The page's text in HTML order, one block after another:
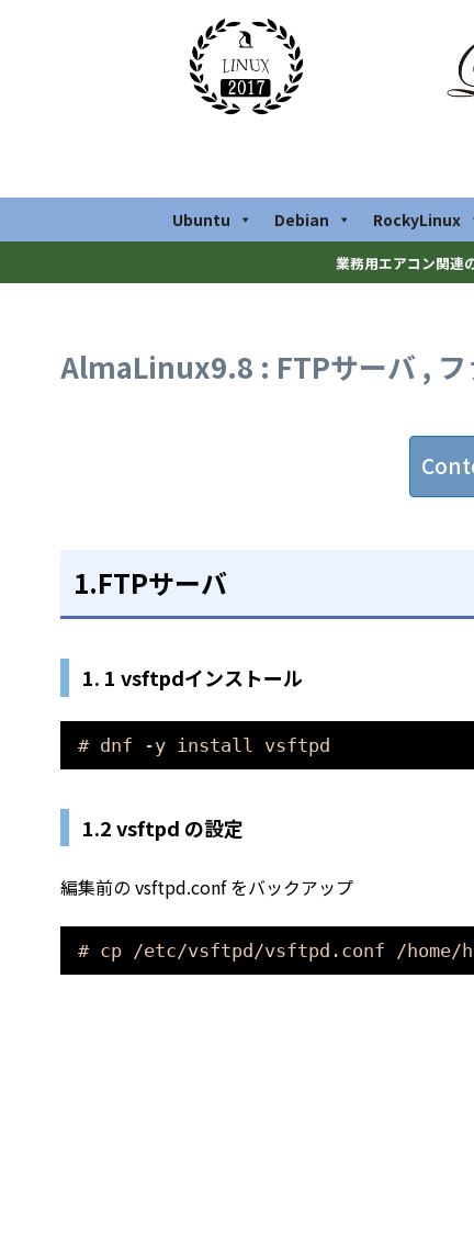
Ubuntu Debian RockyLinux
業務用エアコン関連
AlmaLinux9.8 : FTPサーバ , フ
1.FTPサーバ
1. 1 vsftpdインストール
# dnf -y install vsftpd
1.2 vsftpd の設定
編集前の vsftpd.conf をバックアップ
# cp /etc/vsftpd/vsftpd.conf /home/